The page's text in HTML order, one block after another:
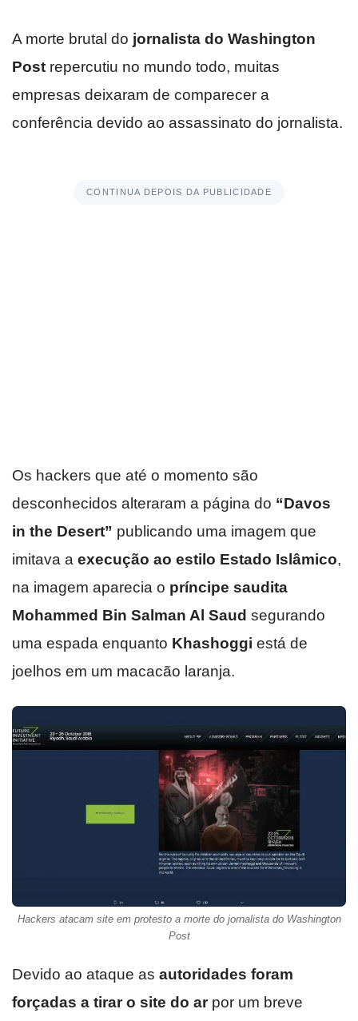
A morte brutal do jornalista do Washington
Post repercutiu no mundo todo, muitas
empresas deixaram de comparecer a
conferência devido ao assassinato do jornalista.
CONTINUA DEPOIS DA PUBLICIDADE
Os hackers que até o momento são
desconhecidos alteraram a página do “Davos
in the Desert” publicando uma imagem que
imitava a execução ao estilo Estado Islâmico,
na imagem aparecia o príncipe saudita
Mohammed Bin Salman Al Saud segurando
uma espada enquanto Khashoggi está de
joelhos em um macacão laranja.
Hackers atacam site em protesto a morte do jornalista do Washington
Post
Devido ao ataque as autoridades foram
forçadas a tirar o site do arpor um breve